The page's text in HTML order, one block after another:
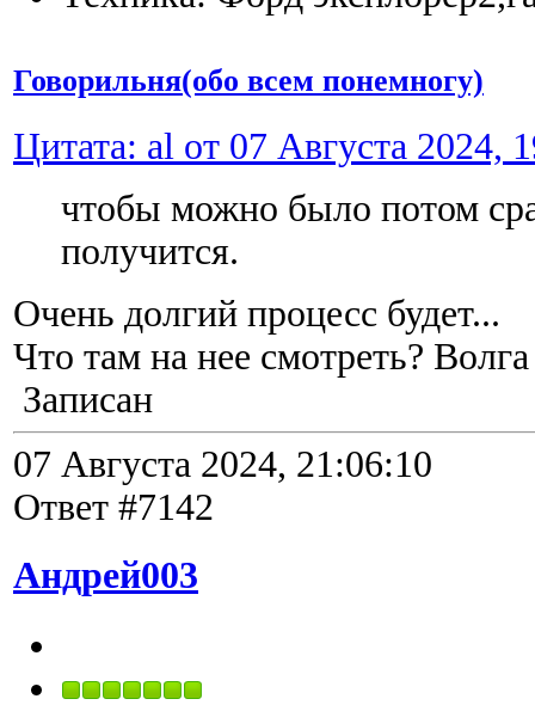
Говорильня(обо всем понемногу)
Цитата: al от 07 Августа 2024,
чтобы можно было потом
получится.
Очень долгий процесс будет...
Что там на нее смотреть?
Записан
07 Августа 2024, 21:06:10
Ответ #7142
Андрей003